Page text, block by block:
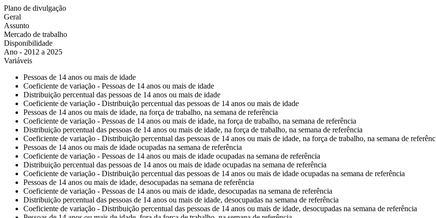
Plano de divulgação
Geral
Assunto
Mercado de trabalho
Disponibilidade
Ano - 2012 a 2025
Variáveis
Pessoas de 14 anos ou mais de idade
Coeficiente de variação - Pessoas de 14 anos ou mais de idade
Distribuição percentual das pessoas de 14 anos ou mais de idade
Coeficiente de variação - Distribuição percentual das pessoas de 14 anos ou mais de idade
Pessoas de 14 anos ou mais de idade, na força de trabalho, na semana de referência
Coeficiente de variação - Pessoas de 14 anos ou mais de idade, na força de trabalho, na semana de referência
Distribuição percentual das pessoas de 14 anos ou mais de idade, na força de trabalho, na semana de referência
Coeficiente de variação - Distribuição percentual das pessoas de 14 anos ou mais de idade, na força de trabalho, na semana de
Pessoas de 14 anos ou mais de idade ocupadas na semana de referência
Coeficiente de variação - Pessoas de 14 anos ou mais de idade ocupadas na semana de referência
Distribuição percentual das pessoas de 14 anos ou mais de idade ocupadas na semana de referência
Coeficiente de variação - Distribuição percentual das pessoas de 14 anos ou mais de idade ocupadas na semana de referência
Pessoas de 14 anos ou mais de idade, desocupadas na semana de referência
Coeficiente de variação - Pessoas de 14 anos ou mais de idade, desocupadas na semana de referência
Distribuição percentual das pessoas de 14 anos ou mais de idade, desocupadas na semana de referência
Coeficiente de variação - Distribuição percentual das pessoas de 14 anos ou mais de idade, desocupadas na semana de referência